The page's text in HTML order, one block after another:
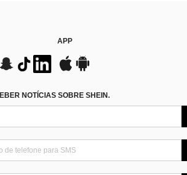
APP
NOTÍCIAS SOBRE SHEIN.